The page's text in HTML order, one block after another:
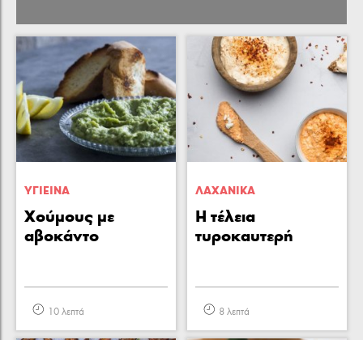
ΥΓΙΕΙΝA
Χούμους με
αβοκάντο
10 λεπτά
ΛΑΧΑΝΙΚA
Η τέλεια
τυροκαυτερή
8 λεπτά